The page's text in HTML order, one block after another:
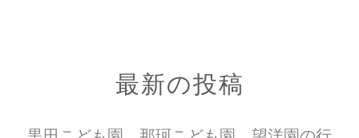
最新の投稿